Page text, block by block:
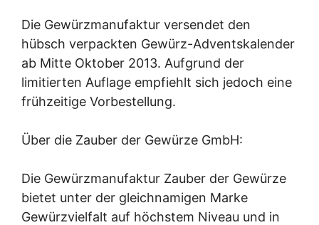
Die Gewürzmanufaktur versendet den
hübsch verpackten Gewürz-Adventskalender
ab Mitte Oktober 2013. Aufgrund der
limitierten Auflage empfiehlt sich jedoch eine
frühzeitige Vorbestellung.
Über die Zauber der Gewürze GmbH:
Die Gewürzmanufaktur Zauber der Gewürze
bietet unter der gleichnamigen Marke
Gewürzvielfalt auf höchstem Niveau und in